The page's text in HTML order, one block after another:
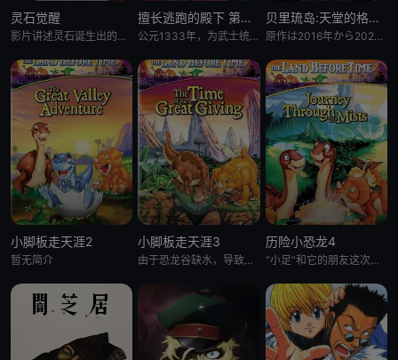
灵石觉醒
影片讲述灵石诞生出的石灵儿，被石矶娘娘收养。哪吒误伤石矶徒弟，太乙真人偏袒哪吒，锁住石矶。石灵儿为救母学艺，却
擅长逃跑的殿下 第二季
公元1333年，为武士统治日本奠定基石的镰仓幕府，因其所信任的幕臣——足利尊氏的谋反而宣告灭亡。 &nbsp; &nbsp; &nbsp; &nbsp; &nbsp; &nbsp; &nbsp; &n
贝里琉岛:天堂的格尔尼卡:
原作は2016年から2021年までヤングアニマル（白泉社）にて连载され、2017年度の日本漫画家协会赏の优
小脚板走天涯2
暂无简介
小脚板走天涯3
由于恐龙谷缺水，导致大恐龙们反目成仇，“小足”和它四位朋友为此展开寻水之旅。一路上，小恐龙们历经暴龙的攻击
历险小恐龙4
“小足”和它的朋友这次又有新的冒险了。在“小足”所居住的大峡谷外，有一块曾是干燥地，现今却变成沼泽的“神秘